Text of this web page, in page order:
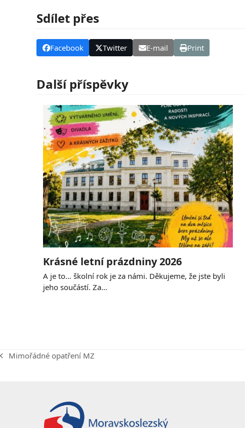
Sdílet přes
Facebook Twitter E-mail Print
Další příspěvky
Krásné letní prázdniny 2026
A je to… školní rok je za námi. Děkujeme, že jste byli
jeho součástí. Za…
previous
Mimořádné opatření MZ